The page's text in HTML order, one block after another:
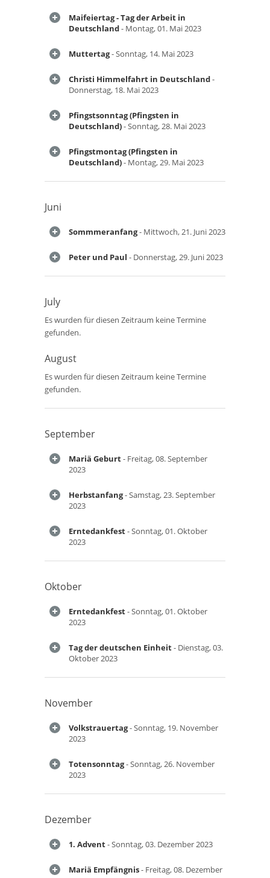
Maifeiertag - Tag der Arbeit in
Deutschland- Montag, 01. Mai 2023
Muttertag- Sonntag, 14. Mai 2023
Christi Himmelfahrt in Deutschland-
Donnerstag, 18. Mai 2023
Pfingstsonntag (Pfingsten in
Deutschland)- Sonntag, 28. Mai 2023
Pfingstmontag (Pfingsten in
Deutschland)- Montag, 29. Mai 2023
Juni
Sommmeranfang- Mittwoch, 21. Juni 2023
Peter und Paul - Donnerstag, 29. Juni 2023
July
Es wurden für diesen Zeitraum keine Termine
gefunden.
August
Es wurden für diesen Zeitraum keine Termine
gefunden.
September
Mariä Geburt- Freitag, 08. September
2023
Herbstanfang- Samstag, 23. September
2023
Erntedankfest- Sonntag, 01. Oktober
2023
Oktober
Erntedankfest- Sonntag, 01. Oktober
2023
Tag der deutschen Einheit- Dienstag, 03.
Oktober 2023
November
Volkstrauertag- Sonntag, 19. November
2023
Totensonntag- Sonntag, 26. November
2023
Dezember
1. Advent- Sonntag, 03. Dezember 2023
Mariä Empfängnis- Freitag, 08. Dezember